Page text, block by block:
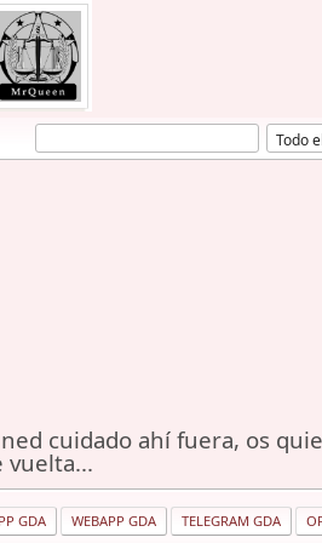
cuidado ahí fuera, os
vuelta...
GDA WEBAPP GDA TELEGRAM GDA